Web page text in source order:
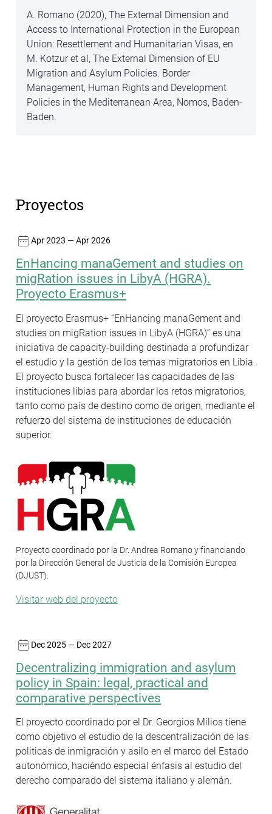
A. Romano (2020), The External Dimension and
Access to International Protection in the European
Union: Resettlement and Humanitarian Visas, en
M. Kotzur et al, The External Dimension of EU
Migration and Asylum Policies. Border
Management, Human Rights and Development
Policies in the Mediterranean Area, Nomos, Baden-
Baden.
Proyectos
Apr 2023 — Apr 2026
EnHancing manaGement and studies on
migRation issues in LibyA (HGRA).
Proyecto Erasmus+
El proyecto Erasmus+ “EnHancing manaGement and
studies on migRation issues in LibyA (HGRA)” es una
iniciativa de capacity-building destinada a profundizar
el estudio y la gestión de los temas migratorios en Libia.
El proyecto busca fortalecer las capacidades de las
instituciones libias para abordar los retos migratorios,
tanto como país de destino como de origen, mediante el
refuerzo del sistema de instituciones de educación
superior.
Proyecto coordinado por la Dr. Andrea Romano y financiando
por la Dirección General de Justicia de la Comisión Europea
(DJUST).
Visitar web del proyecto
Dec 2025 — Dec 2027
Decentralizing immigration and asylum
policy in Spain: legal, practical and
comparative perspectives
El proyecto coordinado por el Dr. Georgios Milios tiene
como objetivo el estudio de la descentralización de las
politicas de inmigración y asilo en el marco del Estado
autonómico, haciéndo especial énfasis al estudio del
derecho comparado del sistema italiano y alemán.